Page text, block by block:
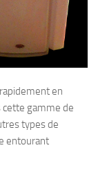
en
cette gamme de
types de
entourant